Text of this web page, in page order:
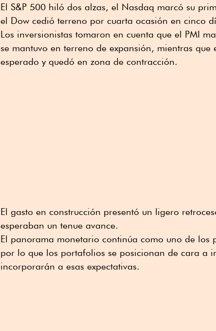
El S&P 500 hiló dos alzas, el Nasdaq marcó su
el Dow cedió terreno por cuarta ocasión en cinco
Los inversionistas tomaron en cuenta que el PMI
se mantuvo en terreno de expansión, mientras que
esperado y quedó en zona de contracción.
El gasto en construcción presentó un ligero
esperaban un tenue avance.
El panorama monetario continúa como uno de los
por lo que los portafolios se posicionan de cara a
incorporarán a esas expectativas.